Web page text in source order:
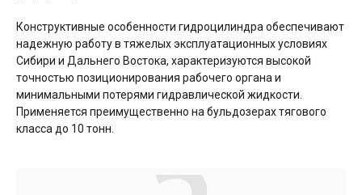
Конструктивные особенности гидроцилиндра обеспечивают
надежную работу в тяжелых эксплуатационных условиях
Сибири и Дальнего Востока, характеризуются высокой
точностью позиционирования рабочего органа и
минимальными потерями гидравлической жидкости.
Применяется преимущественно на бульдозерах тягового
класса до 10 тонн.